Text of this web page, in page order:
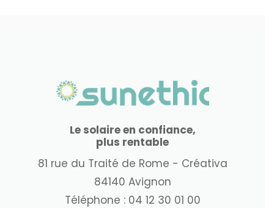
Le solaire en confiance,
plus rentable
81 rue du Traité de Rome - Créativa
84140 Avignon
Téléphone : 04 12 30 01 00